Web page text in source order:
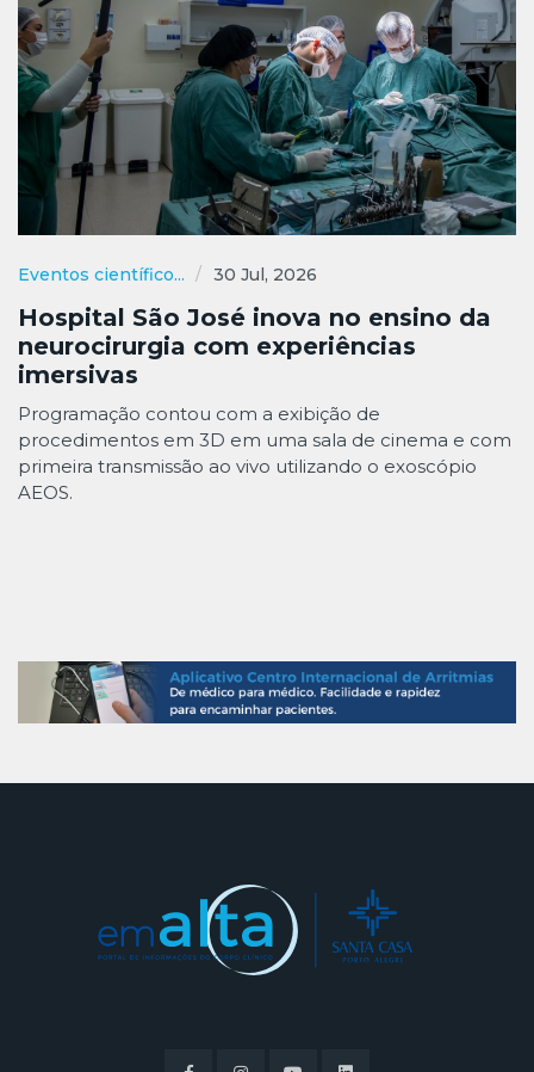
Eventos científico... 30 Jul, 2026
Hospital São José inova no ensino da
neurocirurgia com experiências
imersivas
Programação contou com a exibição de
procedimentos em 3D em uma sala de cinema e com
primeira transmissão ao vivo utilizando o exoscópio
AEOS.